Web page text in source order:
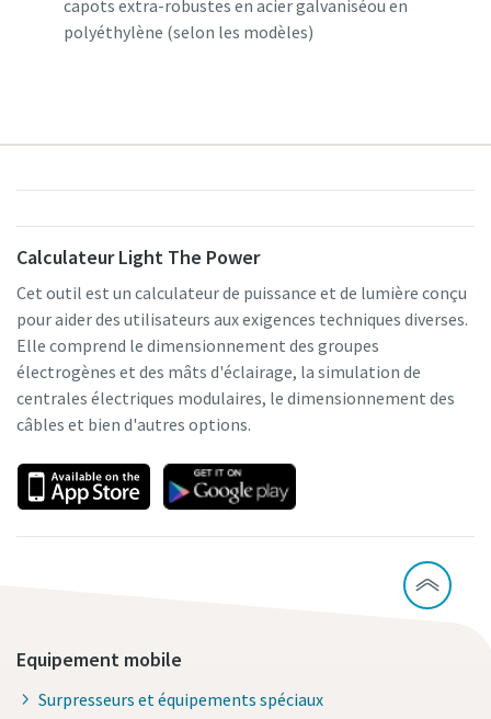
capots extra-robustes en acier galvaniséou en
polyéthylène (selon les modèles)
Calculateur Light The Power
Cet outil est un calculateur de puissance et de lumière conçu
pour aider des utilisateurs aux exigences techniques diverses.
Elle comprend le dimensionnement des groupes
électrogènes et des mâts d'éclairage, la simulation de
centrales électriques modulaires, le dimensionnement des
câbles et bien d'autres options.
Equipement mobile
Surpresseurs et équipements spéciaux